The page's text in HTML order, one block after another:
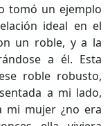
tomó un ejemplo
ideal en el
un roble, y a la
a él. Esta
roble robusto,
a mi lado,
mi mujer ¿no era